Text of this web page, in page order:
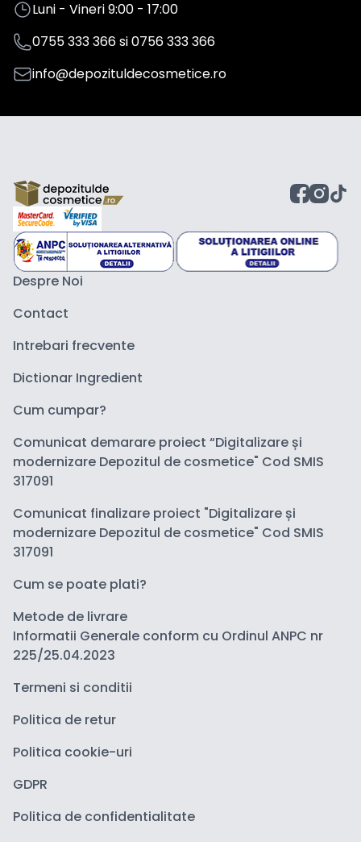
Luni - Vineri 9:00 - 17:00
0755 333 366si0756 333 366
info@depozituldecosmetice.ro
Despre Noi
Contact
Intrebari frecvente
Dictionar Ingredient
Cum cumpar?
Comunicat demarare proiect “Digitalizare și
modernizare Depozitul de cosmetice" Cod SMIS
317091
Comunicat finalizare proiect "Digitalizare și
modernizare Depozitul de cosmetice" Cod SMIS
317091
Cum se poate plati?
Metode de livrare
Informatii Generale conform cu Ordinul ANPC nr
225/25.04.2023
Termeni si conditii
Politica de retur
Politica cookie-uri
GDPR
Politica de confidentialitate